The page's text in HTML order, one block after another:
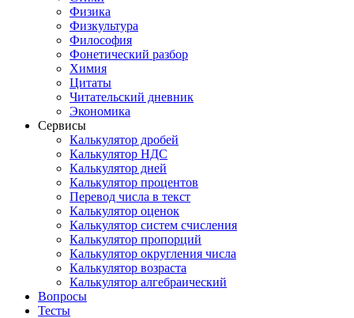
Физика
Физкультура
Философия
Фонетический разбор
Химия
Цитаты
Читательский дневник
Экономика
Сервисы
Калькулятор дробей
Калькулятор НДС
Калькулятор дней
Калькулятор процентов
Перевод числа в текст
Калькулятор оценок
Калькулятор систем счисления
Калькулятор пропорций
Калькулятор округления числа
Калькулятор возраста
Калькулятор алгебраический
Вопросы
Тесты